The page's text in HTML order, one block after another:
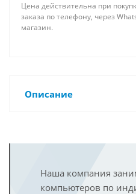
Цена действительна при
заказа по телефону, через
магазин.
Описание
Наша компания
компьютеров по